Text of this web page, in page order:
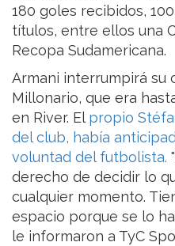
180 goles recibidos,
títulos, entre ellos una
Recopa Sudamericana.
Armani interrumpirá su
Millonario, que era
en River. El propio
del club, había
voluntad del futbolista.
derecho de decidir lo
cualquier momento.
espacio porque se lo
le informaron a TyC